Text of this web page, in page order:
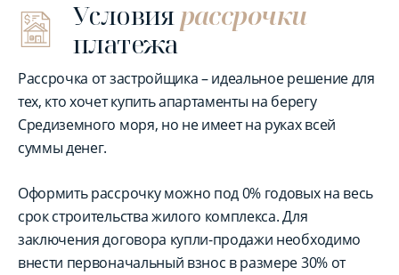
Условиярассрочки
платежа
Рассрочка от застройщика – идеальное решение для
тех, кто хочет купить апартаменты на берегу
Средиземного моря, но не имеет на руках всей
суммы денег.
Оформить рассрочку можно под 0% годовых на весь
срок строительства жилого комплекса. Для
заключения договора купли-продажи необходимо
внести первоначальный взнос в размере 30% от